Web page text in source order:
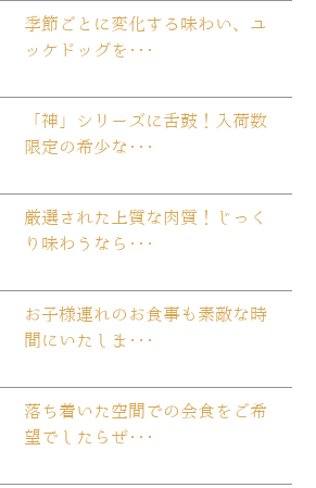
季節ごとに変化する味わい、ユ
ッケドッグを･･･
「神」シリーズに舌鼓！入荷数
限定の希少な･･･
厳選された上質な肉質！じっく
り味わうなら･･･
お子様連れのお食事も素敵な時
間にいたしま･･･
落ち着いた空間での会食をご希
望でしたらぜ･･･